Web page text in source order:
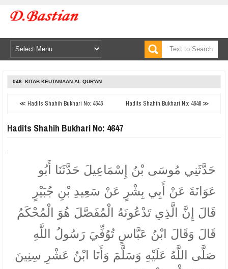
046. KITAB KEUTAMAAN AL QUR'AN
≪ Hadits Shahih Bukhari No: 4646 Hadits Shahih Bukhari No: 4648 ≫
Hadits Shahih Bukhari No: 4647
حَدَّثَنِي مُوسَى بْنُ إِسْمَاعِيلَ حَدَّثَنَا أَبُو
عَوَانَةَ عَنْ أَبِي بِشْرٍ عَنْ سَعِيدِ بْنِ جُبَيْرٍ
قَالَ إِنَّ الَّذِي تَدْعُونَهُ الْمُفَصَّلَ هُوَ الْمُحْكَمُ
قَالَ وَقَالَ ابْنُ عَبَّاسٍ تُوُفِّيَ رَسُولُ اللَّهِ
صَلَّى اللَّهُ عَلَيْهِ وَسَلَّمَ وَأَنَا ابْنُ عَشْرِ سِنِينَ